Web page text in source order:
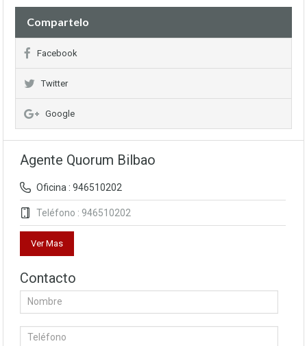
Compartelo
Facebook
Twitter
Google
Agente Quorum Bilbao
Oficina : 946510202
Teléfono : 946510202
Ver Mas
Contacto